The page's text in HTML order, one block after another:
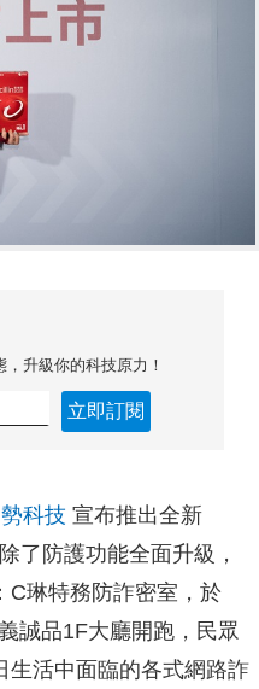
升級你的科技原力！
立即訂閱
科技 宣布推出全新
了防護功能全面升級，
C琳特務防詐密室，於
誠品1F大廳開跑，民眾
生活中面臨的各式網路詐